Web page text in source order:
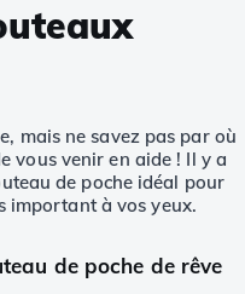
mais ne savez pas par où
vous venir en aide ! Il y a
de poche idéal pour
important à vos yeux.
de poche de rêve